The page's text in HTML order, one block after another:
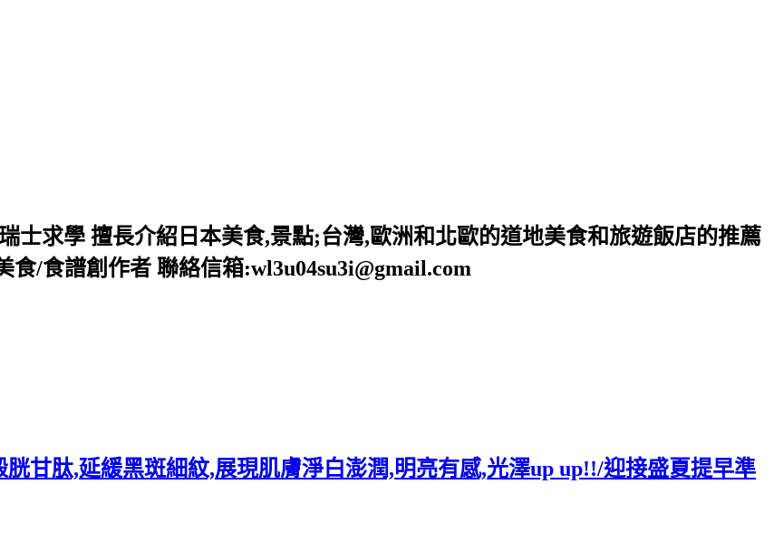
士求學 擅長介紹日本美食,景點;台灣,歐洲和北歐的道地美食和旅遊飯店的推薦
/食譜創作者 聯絡信箱:wl3u04su3i@gmail.com
甘肽,延緩黑斑細紋,展現肌膚淨白澎潤,明亮有感,光澤up up!!/迎接盛夏提早準